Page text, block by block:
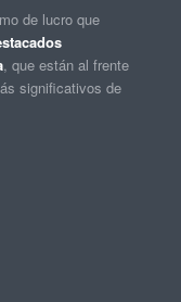
de lucro que
, que están al frente
significativos de